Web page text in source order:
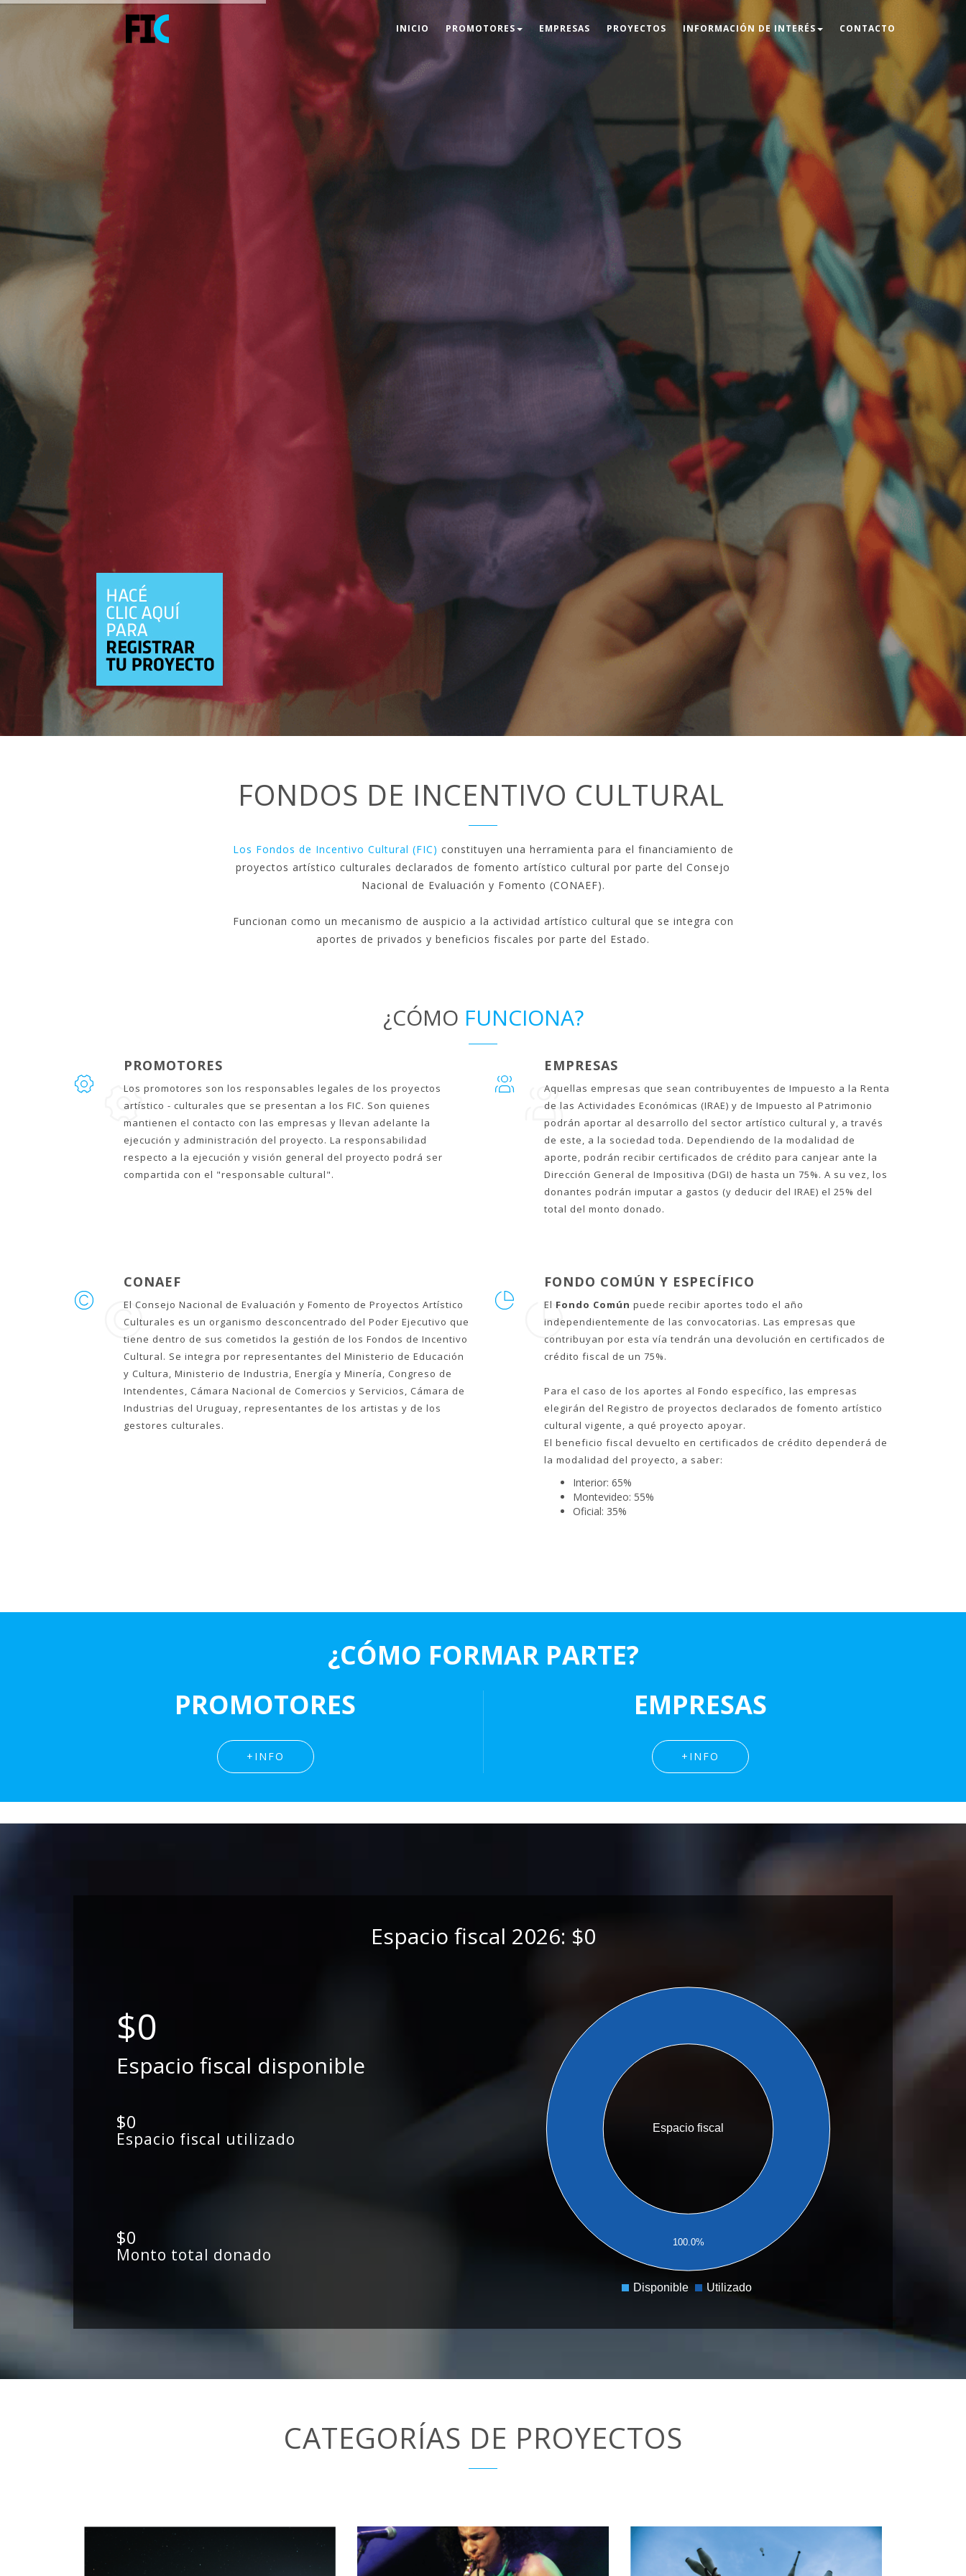
INICIO PROMOTORES EMPRESAS PROYECTOS INFORMACIÓN DE INTERÉS CONTACTO
FONDOS DE INCENTIVO CULTURAL
Los Fondos de Incentivo Cultural (FIC) constituyen una herramienta para el financiamiento de
proyectos artístico culturales declarados de fomento artístico cultural por parte del Consejo
Nacional de Evaluación y Fomento (CONAEF).
Funcionan como un mecanismo de auspicio a la actividad artístico cultural que se integra con
aportes de privados y beneficios fiscales por parte del Estado.
¿CÓMO FUNCIONA?
PROMOTORES
Los promotores son los responsables legales de los proyectos
artístico - culturales que se presentan a los FIC. Son quienes
mantienen el contacto con las empresas y llevan adelante la
ejecución y administración del proyecto. La responsabilidad
respecto a la ejecución y visión general del proyecto podrá ser
compartida con el "responsable cultural".
EMPRESAS
Aquellas empresas que sean contribuyentes de Impuesto a la Renta
de las Actividades Económicas (IRAE) y de Impuesto al Patrimonio
podrán aportar al desarrollo del sector artístico cultural y, a través
de este, a la sociedad toda. Dependiendo de la modalidad de
aporte, podrán recibir certificados de crédito para canjear ante la
Dirección General de Impositiva (DGI) de hasta un 75%. A su vez, los
donantes podrán imputar a gastos (y deducir del IRAE) el 25% del
total del monto donado.
CONAEF
El Consejo Nacional de Evaluación y Fomento de Proyectos Artístico
Culturales es un organismo desconcentrado del Poder Ejecutivo que
tiene dentro de sus cometidos la gestión de los Fondos de Incentivo
Cultural. Se integra por representantes del Ministerio de Educación
y Cultura, Ministerio de Industria, Energía y Minería, Congreso de
Intendentes, Cámara Nacional de Comercios y Servicios, Cámara de
Industrias del Uruguay, representantes de los artistas y de los
gestores culturales.
FONDO COMÚN Y ESPECÍFICO
El Fondo Común puede recibir aportes todo el año
independientemente de las convocatorias. Las empresas que
contribuyan por esta vía tendrán una devolución en certificados de
crédito fiscal de un 75%.
Para el caso de los aportes al Fondo específico, las empresas
elegirán del Registro de proyectos declarados de fomento artístico
cultural vigente, a qué proyecto apoyar.
El beneficio fiscal devuelto en certificados de crédito dependerá de
la modalidad del proyecto, a saber:
Interior: 65%
Montevideo: 55%
Oficial: 35%
¿CÓMO FORMAR PARTE?
PROMOTORES
+INFO
EMPRESAS
+INFO
Espacio fiscal 2026: $0
$0
Espacio fiscal disponible
$0
Espacio fiscal utilizado
$0
Monto total donado
Espacio fiscal
100.0%
Disponible Utilizado
CATEGORÍAS DE PROYECTOS